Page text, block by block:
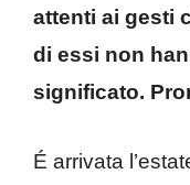
attenti ai gesti
di essi non
significato.
É arrivata